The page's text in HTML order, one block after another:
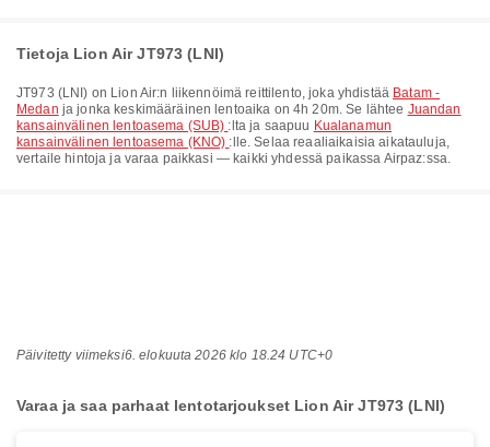
Tietoja Lion Air JT973 (LNI)
JT973 (LNI) on Lion Air:n liikennöimä reittilento, joka yhdistää Batam -
Medan ja jonka keskimääräinen lentoaika on4h 20m. Se lähtee Juandan
kansainvälinen lentoasema (SUB) :lta ja saapuu Kualanamun
kansainvälinen lentoasema (KNO) :lle. Selaa reaaliaikaisia aikatauluja,
vertaile hintoja ja varaa paikkasi — kaikki yhdessä paikassa Airpaz:ssa.
Päivitetty viimeksi6. elokuuta 2026 klo 18.24 UTC+0
Varaa ja saa parhaat lentotarjoukset Lion Air JT973 (LNI)